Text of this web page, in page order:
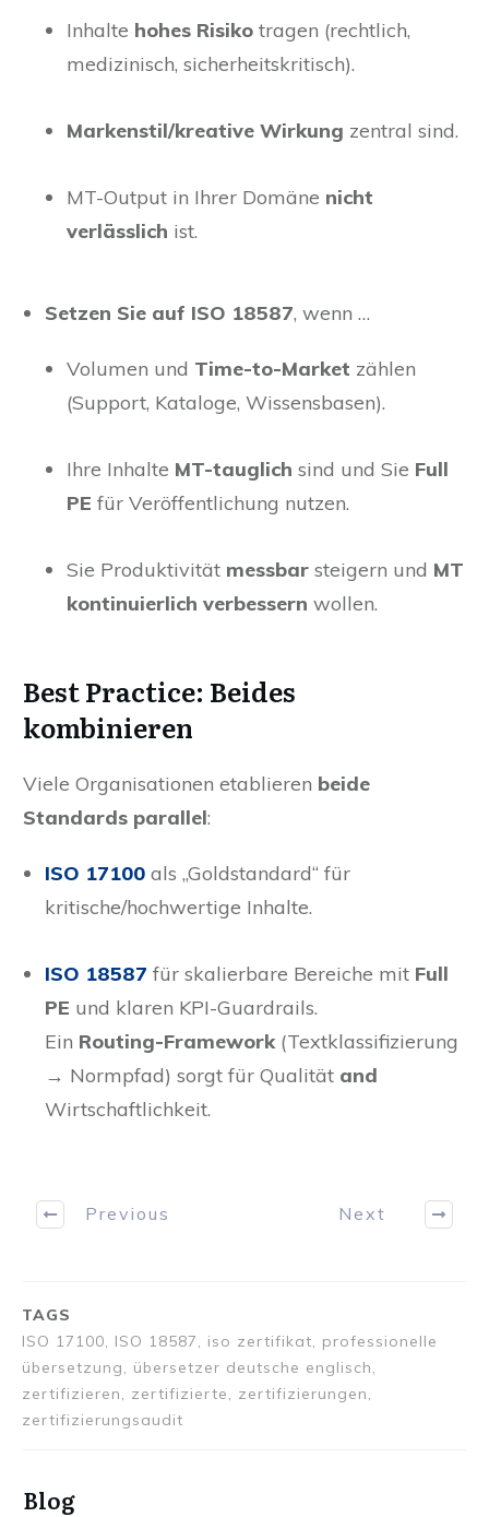
Inhalte hohes Risiko tragen (rechtlich,
medizinisch, sicherheitskritisch).
Markenstil/kreative Wirkung zentral sind.
MT-Output in Ihrer Domäne nicht
verlässlich ist.
Setzen Sie auf ISO 18587, wenn …
Volumen und Time-to-Market zählen
(Support, Kataloge, Wissensbasen).
Ihre Inhalte MT-tauglich sind und Sie Full
PE für Veröffentlichung nutzen.
Sie Produktivität messbar steigern und MT
kontinuierlich verbessern wollen.
Best Practice: Beides
kombinieren
Viele Organisationen etablieren beide
Standards parallel:
ISO 17100 als „Goldstandard“ für
kritische/hochwertige Inhalte.
ISO 18587 für skalierbare Bereiche mit Full
PE und klaren KPI-Guardrails.
Ein Routing-Framework(Textklassifizierung
→ Normpfad) sorgt für Qualität and
Wirtschaftlichkeit.
Previous Next
TAGS
ISO 17100, ISO 18587, iso zertifikat, professionelle
übersetzung, übersetzer deutsche englisch,
zertifizieren, zertifizierte, zertifizierungen,
zertifizierungsaudit
Blog